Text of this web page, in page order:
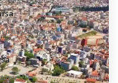
maliyeti uygundur